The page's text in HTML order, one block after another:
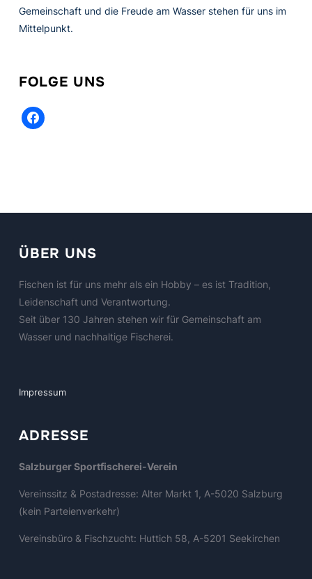
Gemeinschaft und die Freude am Wasser stehen für uns im
Mittelpunkt.
FOLGE UNS
facebook
ÜBER UNS
Fischen ist für uns mehr als ein Hobby – es ist Tradition,
Leidenschaft und Verantwortung.
Seit über 130 Jahren stehen wir für Gemeinschaft am
Wasser und nachhaltige Fischerei.
Impressum
ADRESSE
Salzburger Sportfischerei-Verein
Vereinssitz & Postadresse: Alter Markt 1, A-5020 Salzburg
(kein Parteienverkehr)
Vereinsbüro & Fischzucht: Huttich 58, A-5201 Seekirchen